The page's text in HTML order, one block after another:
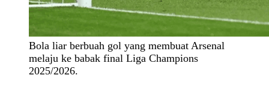
Bola liar berbuah gol yang membuat Arsenal
melaju ke babak final Liga Champions
2025/2026.